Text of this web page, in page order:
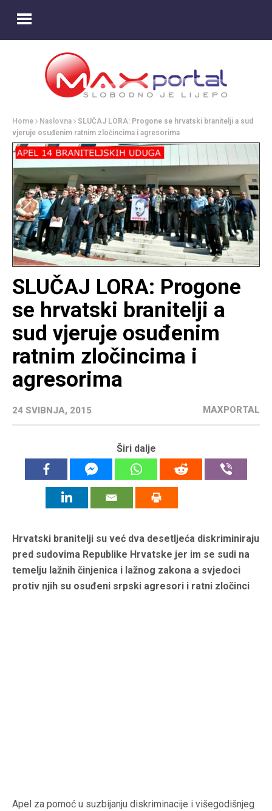
Home Naslovna
SLUČAJ LORA: Progone se hrvatski branitelji a sud
vjeruje osuđenim ratnim zločincima i agresorima
SLUČAJ LORA: Progone
se hrvatski branitelji a
sud vjeruje osuđenim
ratnim zločincima i
agresorima
24 SVIBNJA, 2015 MAXPORTAL
Širi dalje
Hrvatski branitelji su već dva desetljeća diskriminiraju
pred sudovima Republike Hrvatske jer im se sudi na
temelju lažnih činjenica i lažnog zakona a svjedoci
protiv njih su osuđeni srpski agresori i ratni zločinci
Apel za pomoć u suzbijanju diskriminacije i višegodišnjeg